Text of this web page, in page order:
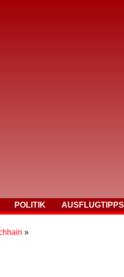
POLITIK AUSFLUGTIPPS
»